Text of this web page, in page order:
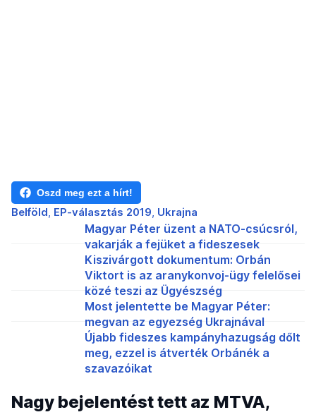
Oszd meg ezt a hírt!
Belföld EP-választás 2019 Ukrajna
Magyar Péter üzent a NATO-csúcsról,
vakarják a fejüket a fideszesek
Kiszivárgott dokumentum: Orbán
Viktort is az aranykonvoj-ügy felelősei
közé teszi az Ügyészség
Most jelentette be Magyar Péter:
megvan az egyezség Ukrajnával
Újabb fideszes kampányhazugság dőlt
meg, ezzel is átverték Orbánék a
szavazóikat
Nagy bejelentést tett az MTVA,